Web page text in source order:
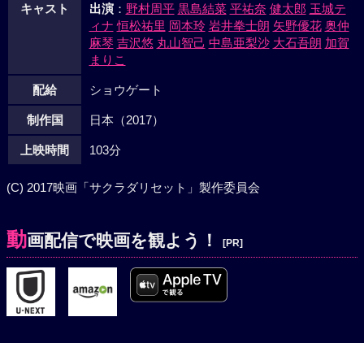
キャスト
出演： 野村周平 黒島結菜 平祐奈 健太郎 玉城テ
ィナ 恒松祐里 岡本玲 岩井拳士朗 矢野優花 奥仲
麻琴 吉沢悠 丸山智己 中島亜梨沙 大石吾朗 加賀
まりこ
配給 ショウゲート
制作国 日本（2017）
上映時間 103分
(C) 2017映画「サクラダリセット」製作委員会
動画配信で映画を観よう！ [PR]